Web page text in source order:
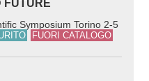
FUTURE
Symposium Torino 2-5
FUORI CATALOGO